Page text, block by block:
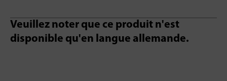
Veuillez noter que ce produit n'est
disponible qu'en langue allemande.